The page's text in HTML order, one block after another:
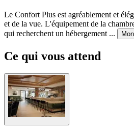
Le Confort Plus est agréablement et
et de la vue. L'équipement de la
qui recherchent un hébergement ...
Ce qui vous attend